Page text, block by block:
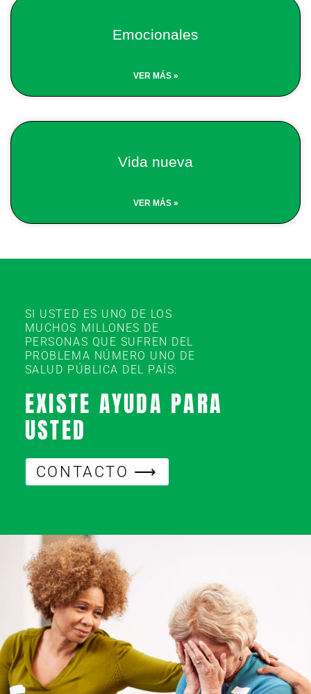
Emocionales
VER MÁS »
Vida nueva
VER MÁS »
SI USTED ES UNO DE LOS
MUCHOS MILLONES DE
PERSONAS QUE SUFREN DEL
PROBLEMA NÚMERO UNO DE
SALUD PÚBLICA DEL PAÍS:
EXISTE AYUDA PARA
USTED
CONTACTO ⟶